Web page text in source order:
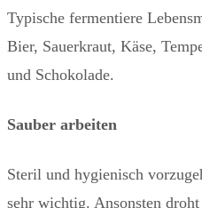
Typische fermentiere
Bier, Sauerkraut, Käse,
und Schokolade.
Sauber arbeiten
Steril und hygienisch
sehr wichtig. Ansonsten